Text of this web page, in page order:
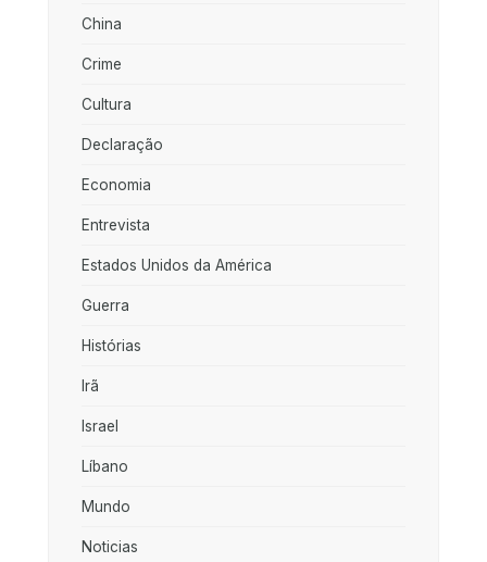
China
Crime
Cultura
Declaração
Economia
Entrevista
Estados Unidos da América
Guerra
Histórias
Irã
Israel
Líbano
Mundo
Noticias